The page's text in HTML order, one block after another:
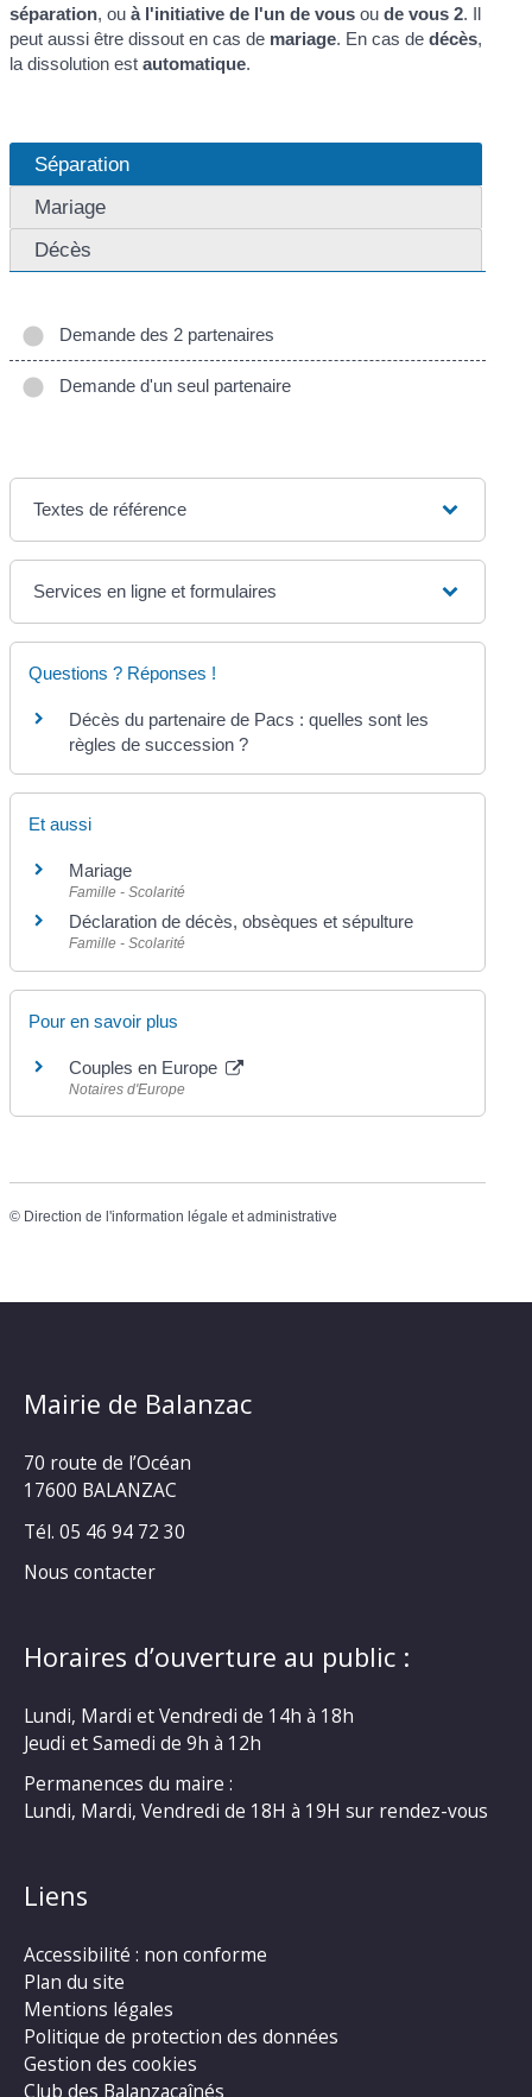
séparation, ouà l'initiative de l'un de vous oude vous 2. Il
peut aussi être dissout en cas de mariage. En cas dedécès,
la dissolution estautomatique.
Séparation
Mariage
Décès
Demande des 2 partenaires
Demande d'un seul partenaire
Textes de référence
Services en ligne et formulaires
Questions ? Réponses !
Décès du partenaire de Pacs : quelles sont les
règles de succession ?
Et aussi
Mariage
Famille - Scolarité
Déclaration de décès, obsèques et sépulture
Famille - Scolarité
Pour en savoir plus
Couples en Europe
Notaires d'Europe
© Direction de l'information légale et administrative
Mairie de Balanzac
70 route de l’Océan
17600 BALANZAC
Tél. 05 46 94 72 30
Nous contacter
Horaires d’ouverture au public :
Lundi, Mardi et Vendredi de 14h à 18h
Jeudi et Samedi de 9h à 12h
Permanences du maire :
Lundi, Mardi, Vendredi de 18H à 19H sur rendez-vous
Liens
Accessibilité : non conforme
Plan du site
Mentions légales
Politique de protection des données
Gestion des cookies
Club des Balanzacaînés